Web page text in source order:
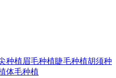
种植眉毛种植睫毛种植胡须种
体毛种植